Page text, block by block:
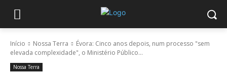
Início Nossa Terra
Évora: Cinco anos depois, num processo "sem
elevada complexidade", o Ministério Público...
Nossa Terra